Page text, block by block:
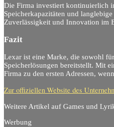
Die Firma investiert kontinuierlich
Speicherkapazitäten und
Zuverlässigkeit und Innovation im
Fazit
Lexar ist eine Marke, die sowohl für
Speicherlösungen bereitstellt. Mit
Firma zu den ersten Adressen,
Zur offiziellen Website des
Weitere Artikel auf Games und
Werbung